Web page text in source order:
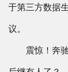
于第三方数据
议。
震惊！奔驰